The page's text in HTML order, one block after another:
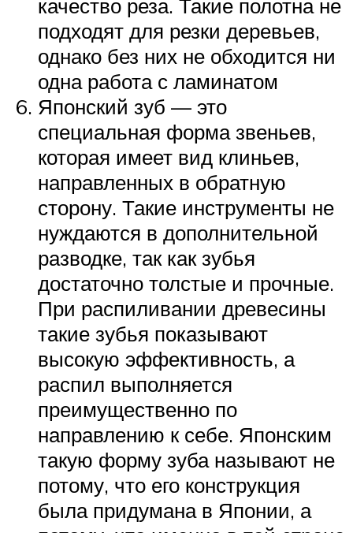
качество реза. Такие полотна не
подходят для резки деревьев,
однако без них не обходится ни
одна работа с ламинатом
Японский зуб — это
специальная форма звеньев,
которая имеет вид клиньев,
направленных в обратную
сторону. Такие инструменты не
нуждаются в дополнительной
разводке, так как зубья
достаточно толстые и прочные.
При распиливании древесины
такие зубья показывают
высокую эффективность, а
распил выполняется
преимущественно по
направлению к себе. Японским
такую форму зуба называют не
потому, что его конструкция
была придумана в Японии, а